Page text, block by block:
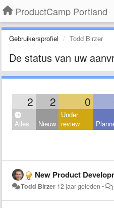
ProductCamp Portland
Gebruikersprofiel Todd Birzer
De status van uw
2 2 0
Alles Nieuw
Under
review
New Product Development in the Tech
Todd Birzer 12 jaar geleden •